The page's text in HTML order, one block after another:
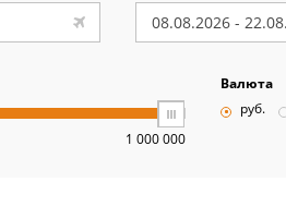
1 000 000
Валюта
руб.